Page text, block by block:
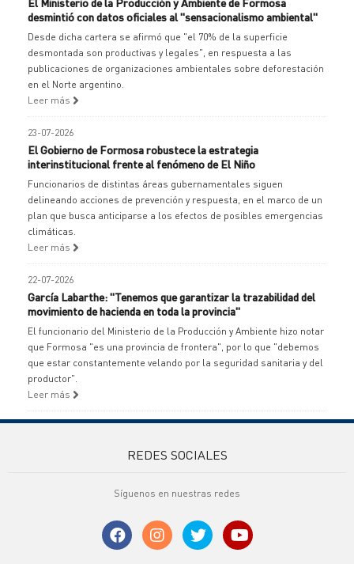
desmintió con datos oficiales al "sensacionalismo ambiental"
Desde dicha cartera se afirmó que "el 70% de la superficie
desmontada son productivas y legales", en respuesta a las
publicaciones de organizaciones ambientales sobre deforestación
en el Norte argentino.
Leer más
23-07-2026
El Gobierno de Formosa robustece la estrategia
interinstitucional frente al fenómeno de El Niño
Funcionarios de distintas áreas gubernamentales siguen
delineando acciones de prevención y respuesta, en el marco de un
plan que busca anticiparse a los efectos de posibles emergencias
climáticas.
Leer más
22-07-2026
García Labarthe: "Tenemos que garantizar la trazabilidad del
movimiento de hacienda en toda la provincia"
El funcionario del Ministerio de la Producción y Ambiente hizo notar
que Formosa "es una provincia de frontera", por lo que "debemos
que estar constantemente velando por la seguridad sanitaria y del
productor".
Leer más
REDES SOCIALES
Síguenos en nuestras redes